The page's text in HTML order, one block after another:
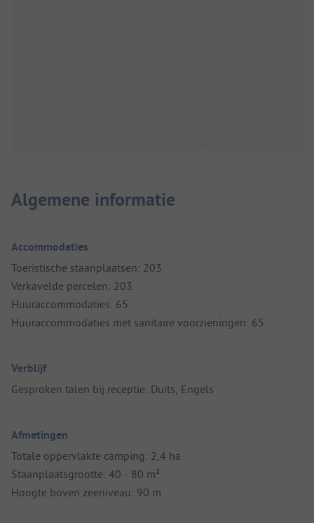
Algemene informatie
Accommodaties
Toeristische staanplaatsen: 203
Verkavelde percelen: 203
Huuraccommodaties: 65
Huuraccommodaties met sanitaire voorzieningen: 65
Verblijf
Gesproken talen bij receptie: Duits, Engels
Afmetingen
Totale oppervlakte camping: 2,4 ha
Staanplaatsgrootte: 40 - 80 m²
Hoogte boven zeeniveau: 90 m